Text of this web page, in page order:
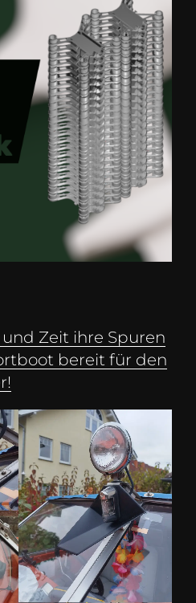
und Zeit ihre Spuren
bereit für den